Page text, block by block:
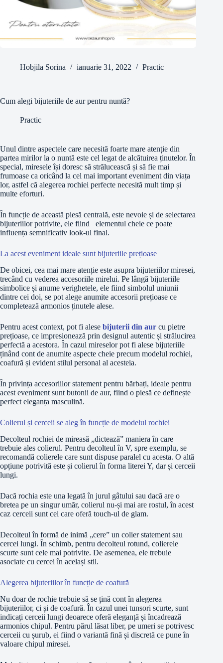
Hobjila Sorina ianuarie 31, 2022 Practic
Cum alegi bijuteriile de aur pentru nuntă?
Practic
Unul dintre aspectele care necesită foarte mare atenție din
partea mirilor la o nuntă este cel legat de alcătuirea ținutelor. În
special, miresele își doresc să strălucească și să fie mai
frumoase ca oricând la cel mai important eveniment din viața
lor, astfel că alegerea rochiei perfecte necesită mult timp și
multe eforturi.
În funcție de această piesă centrală, este nevoie și de selectarea
bijuteriilor potrivite, ele fiind elementul cheie ce poate
influența semnificativ look-ul final.
La acest eveniment ideale sunt bijuteriile prețioase
De obicei, cea mai mare atenție este asupra bijuteriilor miresei,
trecând cu vederea accesoriile mirelui. Pe lângă bijuteriile
simbolice și anume verighetele, ele fiind simbolul uniunii
dintre cei doi, se pot alege anumite accesorii prețioase ce
completează armonios ținutele alese.
Pentru acest context, pot fi alese bijuterii din aur cu pietre
prețioase, ce impresionează prin designul autentic și strălucirea
perfectă a acestora. În cazul mireselor pot fi alese bijuteriile
ținând cont de anumite aspecte cheie precum modelul rochiei,
coafură și evident stilul personal al acesteia.
În privința accesoriilor statement pentru bărbați, ideale pentru
acest eveniment sunt butonii de aur, fiind o piesă ce definește
perfect eleganța masculină.
Colierul și cerceii se aleg în funcție de modelul rochiei
Decolteul rochiei de mireasă „dictează” maniera în care
trebuie ales colierul. Pentru decolteul în V, spre exemplu, se
recomandă colierele care sunt dispuse paralel cu acesta. O altă
opțiune potrivită este și colierul în forma literei Y, dar și cerceii
lungi.
Dacă rochia este una legată în jurul gâtului sau dacă are o
bretea pe un singur umăr, colierul nu-și mai are rostul, în acest
caz cerceii sunt cei care oferă touch-ul de glam.
Decolteul în formă de inimă „cere” un colier statement sau
cercei lungi. În schimb, pentru decolteul rotund, colierele
scurte sunt cele mai potrivite. De asemenea, ele trebuie
asociate cu cercei în același stil.
Alegerea bijuteriilor în funcție de coafură
Nu doar de rochie trebuie să se țină cont în alegerea
bijuteriilor, ci și de coafură. În cazul unei tunsori scurte, sunt
indicați cerceii lungi deoarece oferă eleganță și încadrează
armonios chipul. Pentru părul lăsat liber, pe umeri se potrivesc
cerceii cu șurub, ei fiind o variantă fină și discretă ce pune în
valoare chipul miresei.